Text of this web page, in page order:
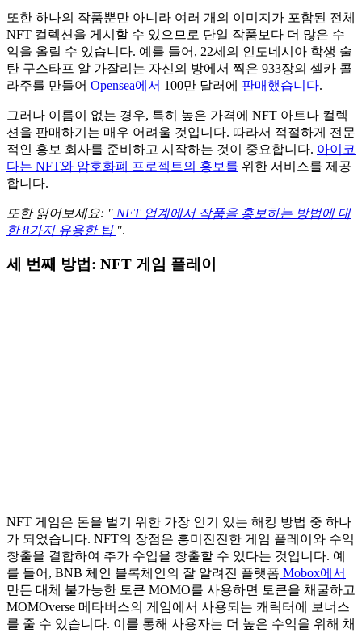
또한 하나의 작품뿐만 아니라 여러 개의 이미지가 포함된 전체
NFT 컬렉션을 게시할 수 있으므로 단일 작품보다 더 많은 수
익을 올릴 수 있습니다. 예를 들어, 22세의 인도네시아 학생 술
탄 구스타프 알 가잘리는 자신의 방에서 찍은 933장의 셀카 콜
라주를 만들어 Opensea에서 100만 달러에 판매했습니다.
그러나 이름이 없는 경우, 특히 높은 가격에 NFT 아트나 컬렉
션을 판매하기는 매우 어려울 것입니다. 따라서 적절하게 전문
적인 홍보 회사를 준비하고 시작하는 것이 중요합니다. 아이코
다는 NFT와 암호화폐 프로젝트의 홍보를 위한 서비스를 제공
합니다.
또한 읽어보세요: " NFT 업계에서 작품을 홍보하는 방법에 대
한 8가지 유용한 팁 ".
세 번째 방법: NFT 게임 플레이
NFT 게임은 돈을 벌기 위한 가장 인기 있는 해킹 방법 중 하나
가 되었습니다. NFT의 장점은 흥미진진한 게임 플레이와 수익
창출을 결합하여 추가 수입을 창출할 수 있다는 것입니다. 예
를 들어, BNB 체인 블록체인의 잘 알려진 플랫폼 Mobox에서
만든 대체 불가능한 토큰 MOMO를 사용하면 토큰을 채굴하고
MOMOverse 메타버스의 게임에서 사용되는 캐릭터에 보너스
를 줄 수 있습니다. 이를 통해 사용자는 더 높은 수익을 위해 채